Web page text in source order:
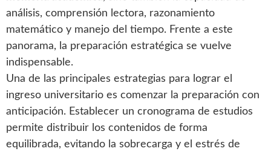
análisis, comprensión lectora, razonamiento
matemático y manejo del tiempo. Frente a este
panorama, la preparación estratégica se vuelve
indispensable.
Una de las principales estrategias para lograr el
ingreso universitario es comenzar la preparación con
anticipación. Establecer un cronograma de estudios
permite distribuir los contenidos de forma
equilibrada, evitando la sobrecarga y el estrés de